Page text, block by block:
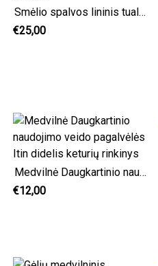
Smėlio spalvos lininis tualetinio popieriaus laikiklis
€25,00
Medvilnė Daugkartinio naudojimo veido pagalvėlės Itin didelis keturių rinkinys
€12,00